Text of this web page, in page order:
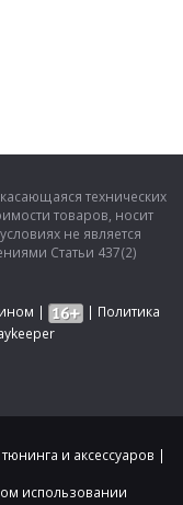
технических
товаров, носит
не является
Статьи 437(2)
| | Политика
и аксессуаров |
использовании